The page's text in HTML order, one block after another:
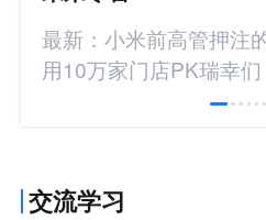
最新：小米前高管押注
用10万家门店PK瑞幸们
交流学习